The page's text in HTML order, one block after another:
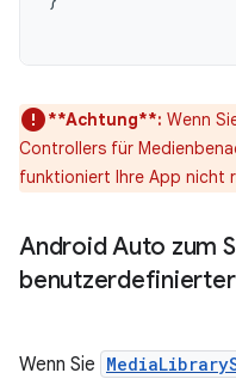
**Achtung**: Wenn
Controllers für
funktioniert Ihre App nicht
Android Auto zum
Wenn Sie